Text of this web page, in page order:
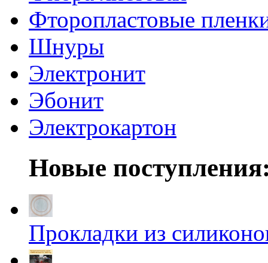
Фторопластовые
Шнуры
Электронит
Эбонит
Электрокартон
Новые
Прокладки из